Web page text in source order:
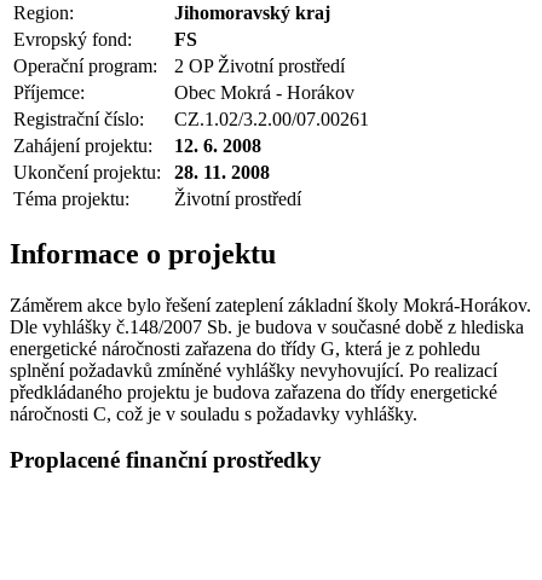
Region:
Jihomoravský kraj
Evropský fond:
FS
Operační program:
2 OP Životní prostředí
Příjemce:
Obec Mokrá - Horákov
Registrační číslo:
CZ.1.02/3.2.00/07.00261
Zahájení projektu:
12. 6. 2008
Ukončení projektu:
28. 11. 2008
Téma projektu:
Životní prostředí
Informace o projektu
Záměrem akce bylo řešení zateplení základní školy Mokrá-Horákov.
Dle vyhlášky č.148/2007 Sb. je budova v současné době z hlediska
energetické náročnosti zařazena do třídy G, která je z pohledu
splnění požadavků zmíněné vyhlášky nevyhovující. Po realizací
předkládaného projektu je budova zařazena do třídy energetické
náročnosti C, což je v souladu s požadavky vyhlášky.
Proplacené finanční prostředky